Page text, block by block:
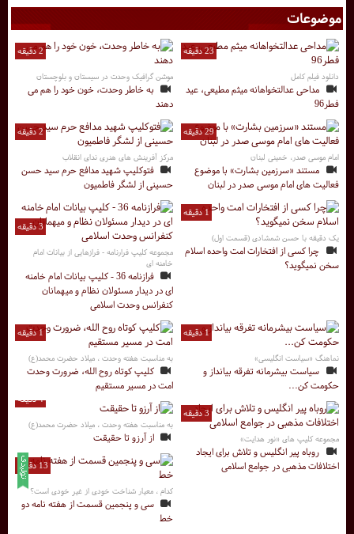
موضوعات
23 دقیقه
دانلود فیلم کامل
مداحی عدالتخواهانه میثم مطیعی، عید
فطر96
2 دقیقه
موشن گرافیک وحدت در سیستان و بلوچستان
به خاطر وحدت، خون خود را هم می
دهند
29 دقیقه
امام موسی صدر، خمینی لبنان
مستند «سرزمین بشارت» با موضوع
فعالیت های امام موسی صدر در لبنان
2 دقیقه
مرکز آفرینش های هنری ندای انقلاب
فتوکلیپ شهید مدافع حرم سید حسن
حسینی از لشگر فاطمیون
1 دقیقه
یک دقیقه با حسن شمشادی (قسمت اول)
چرا کسی از افتخارات امت واحده اسلام
سخن نمیگوید؟
3 دقیقه
مجموعه کلیپ فرارنامه - فرازهایی از بیانات امام
خامنه ای
فرازنامه 36 - کلیپ بیانات امام خامنه
ای در دیدار مسئولان نظام و میهمانان
کنفرانس وحدت اسلامی
1 دقیقه
نماهنگ «سیاست انگلیسی»
سیاست بیشرمانه تفرقه بیانداز و
حکومت کن...
1 دقیقه
به مناسبت هفته وحدت ، میلاد حضرت محمد(ع)
کلیپ کوتاه روح الله، ضرورت وحدت
امت در مسیر مستقیم
3 دقیقه
مجموعه کلیپ های «نور هدایت»
روباه پیر انگلیس و تلاش برای ایجاد
اختلافات مذهبی در جوامع اسلامی
4 دقیقه
به مناسبت هفته وحدت ، میلاد حضرت محمد(ع)
از آرزو تا حقیقت
13 دقیقه
کدام ، معیار شناخت خودی از غیر خودی است؟
سی و پنجمین قسمت از هفته نامه دو
خط